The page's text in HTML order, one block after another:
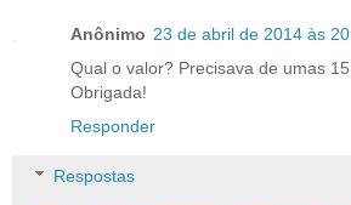
Anônimo 23 de abril de 2014 às
Qual o valor? Precisava de umas 15
Obrigada!
Responder
Respostas